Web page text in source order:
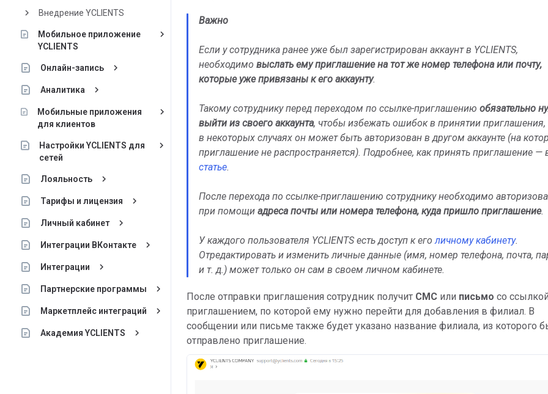
keyboard_arrow_right Внедрение YCLIENTS
Мобильное приложение
YCLIENTS
keyboard_arrow_right
Онлайн-запись keyboard_arrow_right
Аналитика keyboard_arrow_right
Мобильные приложения
для клиентов
keyboard_arrow_right
Настройки YCLIENTS для
сетей
keyboard_arrow_right
Лояльность keyboard_arrow_right
Тарифы и лицензия keyboard_arrow_right
Личный кабинет keyboard_arrow_right
Интеграции ВКонтакте keyboard_arrow_right
Интеграции keyboard_arrow_right
Партнерские программы keyboard_arrow_right
Маркетплейс интеграций keyboard_arrow_right
Академия YCLIENTS keyboard_arrow_right
Важно
Если у сотрудника ранее уже был зарегистрирован аккаунт в YCLIENTS,
необходимо выслать ему приглашение на тот же номер телефона или почту,
которые уже привязаны к его аккаунту.
Такому сотруднику перед переходом по ссылке-приглашению обязательно
выйти из своего аккаунта, чтобы избежать ошибок в принятии приглашения,
в некоторых случаях он может быть авторизован в другом аккаунте (на
приглашение не распространяется). Подробнее, как принять приглашение —
статье.
После перехода по ссылке-приглашению сотруднику необходимо
при помощи адреса почты или номера телефона, куда пришло приглашение.
У каждого пользователя YCLIENTS есть доступ к еголичному кабинету.
Отредактировать и изменить личные данные (имя, номер телефона, почта,
и т. д.) может только он сам в своем личном кабинете.
После отправки приглашения сотрудник получит СМС или письмо со
приглашением, по которой ему нужно перейти для добавления в филиал. В
сообщении или письме также будет указано название филиала, из которого
отправлено приглашение.